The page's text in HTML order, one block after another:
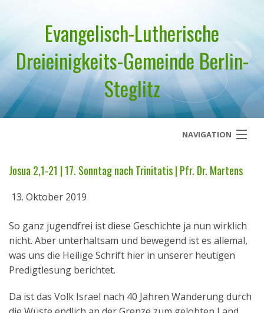
Evangelisch-Lutherische
Dreieinigkeits-Gemeinde Berlin-
Steglitz
NAVIGATION
Über uns
Geistliches Wort
Termine
Aktuelles
Kontakt
Josua 2,1-21 | 17. Sonntag nach Trinitatis | Pfr. Dr. Martens
13. Oktober 2019
So ganz jugendfrei ist diese Geschichte ja nun wirklich
nicht. Aber unterhaltsam und bewegend ist es allemal,
was uns die Heilige Schrift hier in unserer heutigen
Predigtlesung berichtet.
Da ist das Volk Israel nach 40 Jahren Wanderung durch